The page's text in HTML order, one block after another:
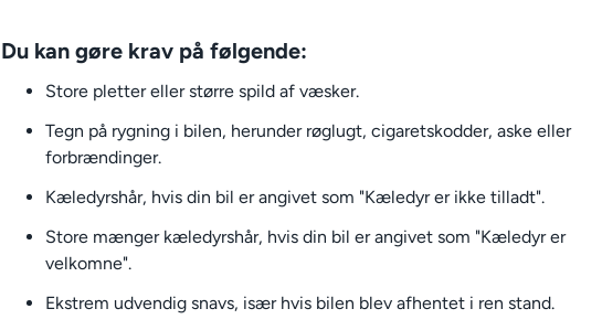
Du kan gøre krav på følgende:
Store pletter eller større spild af væsker.
Tegn på rygning i bilen, herunder røglugt, cigaretskodder, aske eller
forbrændinger.
Kæledyrshår, hvis din bil er angivet som "Kæledyr er ikke tilladt".
Store mænger kæledyrshår, hvis din bil er angivet som "Kæledyr er
velkomne".
Ekstrem udvendig snavs, især hvis bilen blev afhentet i ren stand.